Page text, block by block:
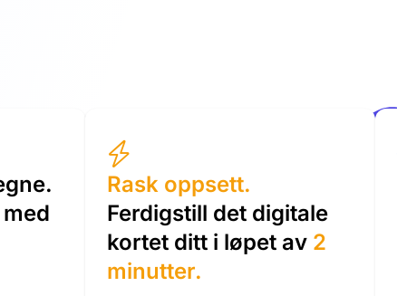
Rask oppsett.
Ferdigstill det digitale
kortet ditt i løpet av 2
minutter.